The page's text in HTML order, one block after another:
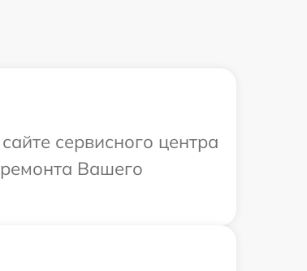
сервисного центра
Вашего